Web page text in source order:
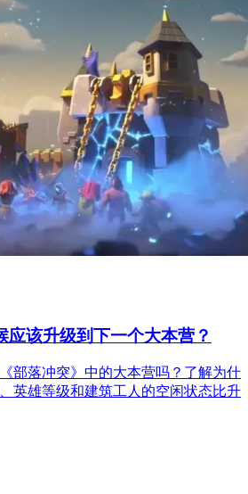
应该升级到下一个大本营？
部落冲突》中的大本营吗？了解为什
英雄等级和建筑工人的空闲状态比升